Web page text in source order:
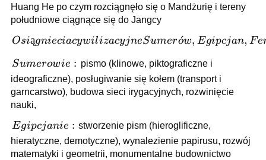
Huang He po czym rozciągnęło się o Mandżurię i tereny
południowe ciągnące się do Jangcy
Osiągniecia
Sumerów,
Egipcjan,
Fenicjan,
Izraelitów
oraz
mieszkańców
Indii i Chin:
OsiągnieciacywilizacyjneSumero
ˊw, Egipcjan, Fe
Sumerowie:
Sumerowie : pismo (klinowe, piktograficzne i
ideograficzne), posługiwanie się kołem (transport i
garncarstwo), budowa sieci irygacyjnych, rozwinięcie
nauki,
Egipcjanie:
Egipcjanie : stworzenie pism (hieroglificzne,
hieratyczne, demotyczne), wynalezienie papirusu, rozwój
matematyki i geometrii, monumentalne budownictwo